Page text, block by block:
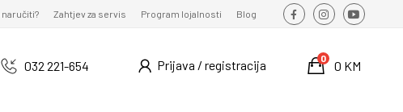
naručiti? Zahtjev za servis Program lojalnosti Blog
032 221-654 Prijava / registracija 0 KM
0